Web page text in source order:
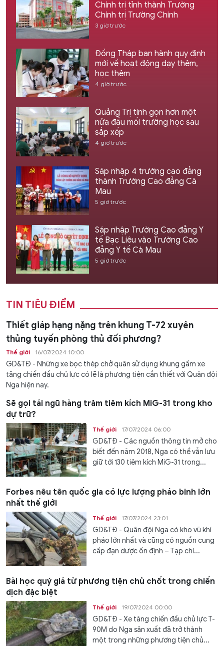
Chính trị tỉnh thành Trường
Chính trị Trường Chinh
3 giờ trước
Đồng Tháp ban hành quy định
mới về hoạt động dạy thêm,
học thêm
4 giờ trước
Quảng Trị tinh gọn hơn một
nửa đầu mối trường học sau
sắp xếp
4 giờ trước
Sáp nhập 4 trường cao đẳng
thành Trường Cao đẳng Cà
Mau
5 giờ trước
Sáp nhập Trường Cao đẳng Y
tế Bạc Liêu vào Trường Cao
đẳng Y tế Cà Mau
5 giờ trước
TIN TIÊU ĐIỂM
Thiết giáp hạng nặng trên khung T-72 xuyên
thủng tuyến phòng thủ đối phương?
Thế giới 16/07/2024 10:00
GD&TĐ - Những xe bọc thép chở quân sử dụng khung gầm xe
tăng chiến đấu chủ lực có lẽ là phương tiện cần thiết với Quân đội
Nga hiện nay.
Sẽ gọi tái ngũ hàng trăm tiêm kích MiG-31 trong kho
dự trữ?
Thế giới 17/07/2024 06:00
GD&TĐ - Các nguồn thông tin mở cho
biết đến năm 2018, Nga có thể vẫn lưu
giữ tới 130 tiêm kích MiG-31 trong...
Forbes nêu tên quốc gia có lực lượng pháo binh lớn
nhất thế giới
Thế giới 17/07/2024 23:01
GD&TĐ - Quân đội Nga có kho vũ khí
pháo lớn nhất và cũng có nguồn cung
cấp đạn dược ổn định – Tạp chí...
Bài học quý giá từ phương tiện chủ chốt trong chiến
dịch đặc biệt
Thế giới 19/07/2024 00:00
GD&TĐ - Xe tăng chiến đấu chủ lực T-
90M do Nga sản xuất đã trở thành
một trong những phương tiện chủ...